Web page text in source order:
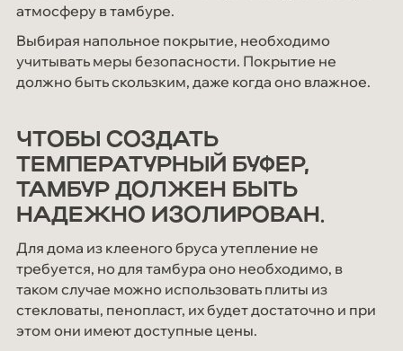
атмосферу в тамбуре.
Выбирая напольное покрытие, необходимо
учитывать меры безопасности. Покрытие не
должно быть скользким, даже когда оно влажное.
ЧТОБЫ СОЗДАТЬ
ТЕМПЕРАТУРНЫЙ БУФЕР,
ТАМБУР ДОЛЖЕН БЫТЬ
НАДЕЖНО ИЗОЛИРОВАН.
Для дома из клееного бруса утепление не
требуется, но для тамбура оно необходимо, в
таком случае можно использовать плиты из
стекловаты, пенопласт, их будет достаточно и при
этом они имеют доступные цены.